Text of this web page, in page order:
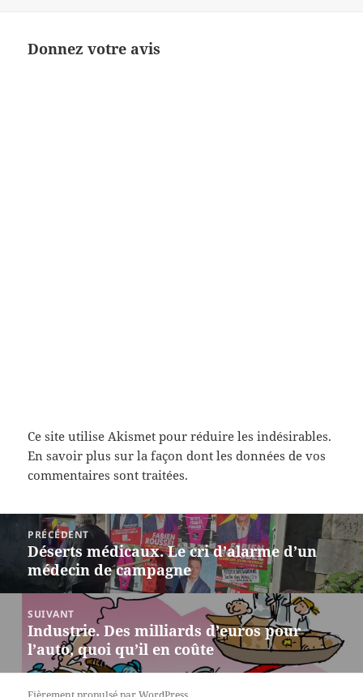
Donnez votre avis
Ce site utilise Akismet pour réduire les indésirables.
En savoir plus sur la façon dont les données de vos
commentaires sont traitées.
Navigation
l’article
PRÉCÉDENT
Article
précédent :
Déserts médicaux. Le cri d’alarme d’un
médecin de campagne
SUIVANT
Article
suivant :
Industrie. Des milliards d’euros pour
l’auto, quoi qu’il en coûte